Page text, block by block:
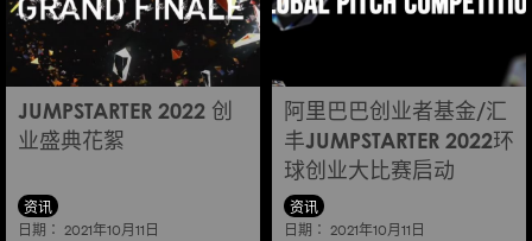
JUMPSTARTER 2022 创
业盛典花絮
资讯
日期： 2021年10月11日
阿里巴巴创业者基金/汇
丰JUMPSTARTER 2022环
球创业大比赛启动
资讯
日期： 2021年10月11日